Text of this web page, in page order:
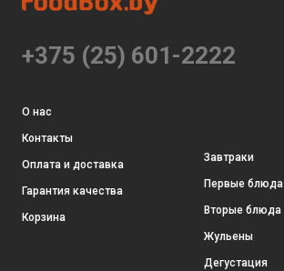
+375 (25) 601-2222
О нас
Контакты
Оплата и доставка
Гарантия качества
Корзина
Завтраки
Первые блюда
Вторые блюда
Жульены
Дегустация